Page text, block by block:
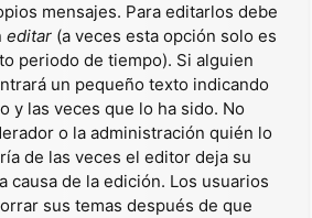
mensajes. Para editarlos debe
editar (a veces esta opción solo es
periodo de tiempo). Si alguien
un pequeño texto indicando
y las veces que lo ha sido. No
o la administración quién lo
de las veces el editor deja su
causa de la edición. Los usuarios
sus temas después de que